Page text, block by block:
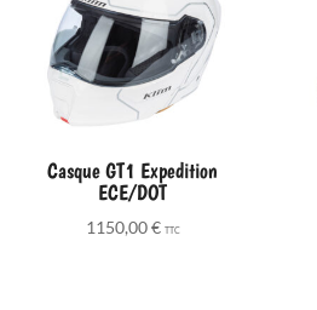
Casque GT1 Expedition
ECE/DOT
1150,00€ TTC